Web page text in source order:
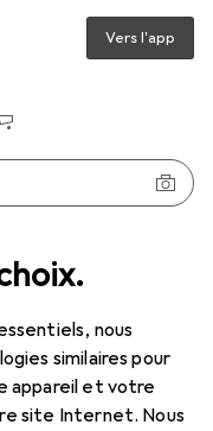
nous
similaires pour
appareil et votre
site Internet. Nous
Vers l'app
A vers Micro B Ansc...